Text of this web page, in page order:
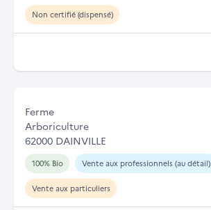
Non certifié (dispensé)
Ferme
Arboriculture
62000 DAINVILLE
100% Bio Vente aux professionnels (au détail)
Vente aux particuliers